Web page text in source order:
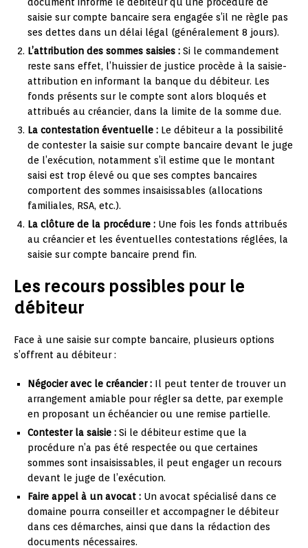
saisie sur compte bancaire sera engagée s’il ne règle pas
ses dettes dans un délai légal (généralement 8 jours).
L’attribution des sommes saisies : Si le commandement
reste sans effet, l’huissier de justice procède à la saisie-
attribution en informant la banque du débiteur. Les
fonds présents sur le compte sont alors bloqués et
attribués au créancier, dans la limite de la somme due.
La contestation éventuelle : Le débiteur a la possibilité
de contester la saisie sur compte bancaire devant le juge
de l’exécution, notamment s’il estime que le montant
saisi est trop élevé ou que ses comptes bancaires
comportent des sommes insaisissables (allocations
familiales, RSA, etc.).
La clôture de la procédure : Une fois les fonds attribués
au créancier et les éventuelles contestations réglées, la
saisie sur compte bancaire prend fin.
Les recours possibles pour le
débiteur
Face à une saisie sur compte bancaire, plusieurs options
s’offrent au débiteur :
Négocier avec le créancier : Il peut tenter de trouver un
arrangement amiable pour régler sa dette, par exemple
en proposant un échéancier ou une remise partielle.
Contester la saisie : Si le débiteur estime que la
procédure n’a pas été respectée ou que certaines
sommes sont insaisissables, il peut engager un recours
devant le juge de l’exécution.
Faire appel à un avocat : Un avocat spécialisé dans ce
domaine pourra conseiller et accompagner le débiteur
dans ces démarches, ainsi que dans la rédaction des
documents nécessaires.